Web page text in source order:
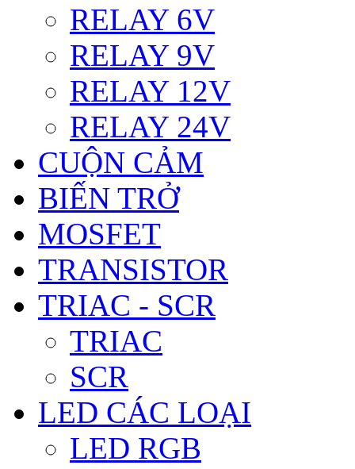
RELAY 6V
RELAY 9V
RELAY 12V
RELAY 24V
CUỘN CẢM
BIẾN TRỞ
MOSFET
TRANSISTOR
TRIAC - SCR
TRIAC
SCR
LED CÁC LOẠI
LED RGB